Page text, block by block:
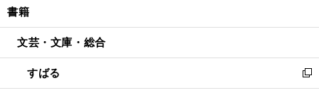
開
ウ
開
く
ン
ウ
で
開
ウ
ン
ド
ウ
書籍
文芸・文庫・総合
すばる
新